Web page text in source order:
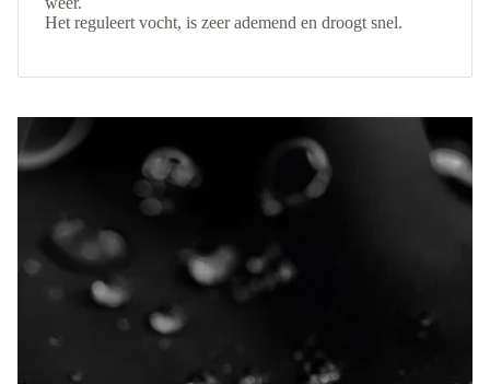
Het reguleert vocht, is zeer ademend en droogt snel.